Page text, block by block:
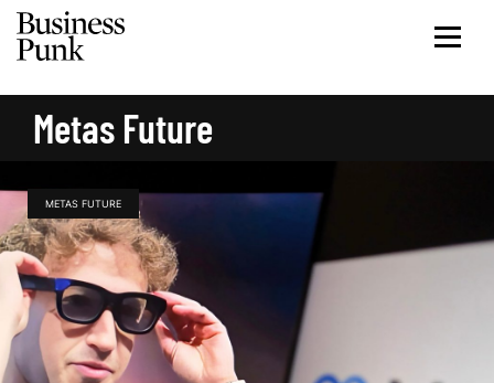
Metas Future
METAS FUTURE